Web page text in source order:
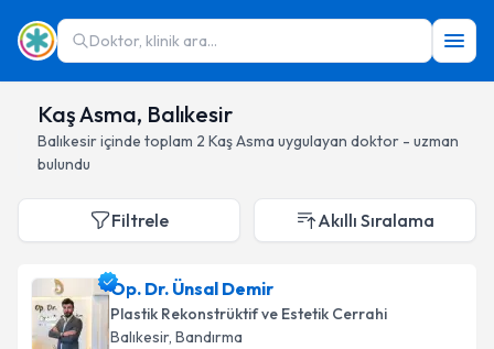
Doktor, klinik ara...
Kaş Asma, Balıkesir
Balıkesiriçinde toplam 2 Kaş Asma uygulayan doktor - uzman
bulundu
Filtrele Akıllı Sıralama
Op. Dr. Ünsal Demir
Plastik Rekonstrüktif ve Estetik Cerrahi
Balıkesir, Bandırma